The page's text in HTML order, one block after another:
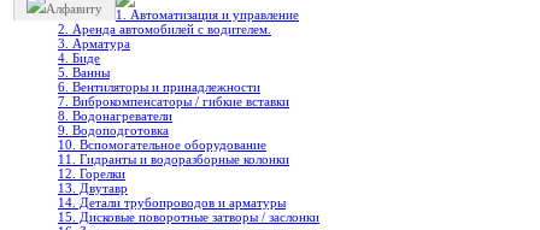
Алфавиту
1. Автоматизация и управление
2. Аренда автомобилей с водителем.
3. Арматура
4. Биде
5. Ванны
6. Вентиляторы и принадлежности
7. Виброкомпенсаторы / гибкие вставки
8. Водонагреватели
9. Водоподготовка
10. Вспомогательное оборудование
11. Гидранты и водоразборные колонки
12. Горелки
13. Двутавр
14. Детали трубопроводов и арматуры
15. Дисковые поворотные затворы / заслонки